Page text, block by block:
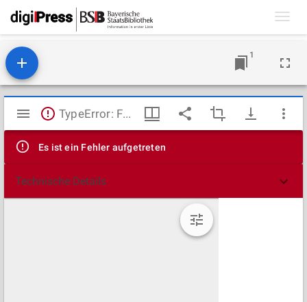
1
Mirador
Viewer
TypeError: Failed to fetch
Es ist ein Fehler aufgetreten
Technische Details